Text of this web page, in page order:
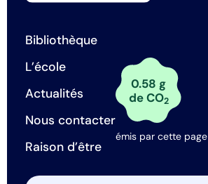
Bibliothèque
L’école
Actualités
Nous contacter
Raison d’être
0.58 g
de CO2
émis par cette page